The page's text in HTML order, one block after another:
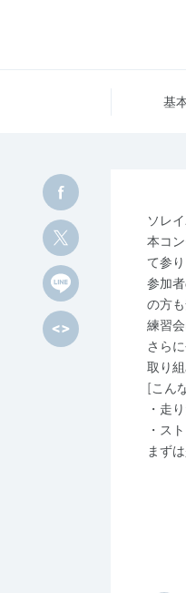
基
ソレ
本コ
て参り
参加
の方
練習
さら
取り
[こん
・走
・ス
まず